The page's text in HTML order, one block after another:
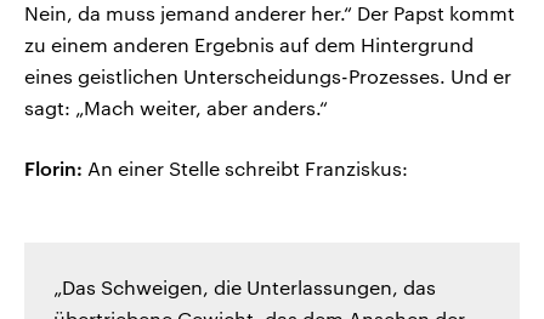
Nein, da muss jemand anderer her.“ Der Papst kommt
zu einem anderen Ergebnis auf dem Hintergrund
eines geistlichen Unterscheidungs-Prozesses. Und er
sagt: „Mach weiter, aber anders.“
Florin: An einer Stelle schreibt Franziskus:
„Das Schweigen, die Unterlassungen, das